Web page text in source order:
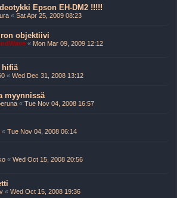
Epson EH-DM2 !!!!!
« Sat Apr 25, 2009 08:23
objektiivi
« Mon Mar 09, 2009 12:12
hifiä
« Wed Dec 31, 2008 13:12
myynnissä
« Tue Nov 04, 2008 16:57
« Tue Nov 04, 2008 06:14
« Wed Oct 15, 2008 20:56
« Wed Oct 15, 2008 19:36